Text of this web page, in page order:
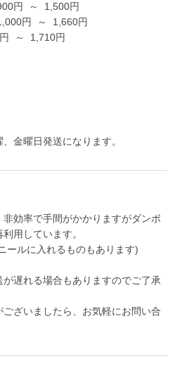
円 ～ 1,500円
円 ～ 1,660円
円 ～ 1,710円
金曜日発送になります。
効率で手間がかかりますがダンボ
用しています。
ールに入れるものもあります)
遅れる場合もありますのでご了承
ざいましたら、お気軽にお問い合